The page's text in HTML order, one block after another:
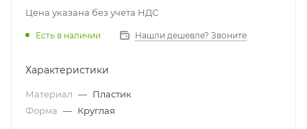
Цена указана без учета НДС
Есть в наличии Нашли дешевле? Звоните
Характеристики
Материал — Пластик
Форма — Круглая